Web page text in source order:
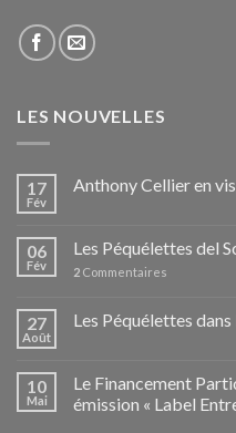
LES NOUVELLES
17
Fév
Anthony Cellier en
06
Fév
Les Péquélettes del
2 Commentaires
27
Août
Les Péquélettes
10
Mai
Le Financement
émission « Label